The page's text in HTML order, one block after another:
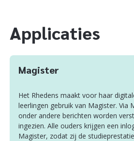
Applicaties
Magister
Het Rhedens maakt voor haar
leerlingen gebruik van Magister. Via
onder andere berichten worden
ingezien. Alle ouders krijgen een
Magister, zodat zij de